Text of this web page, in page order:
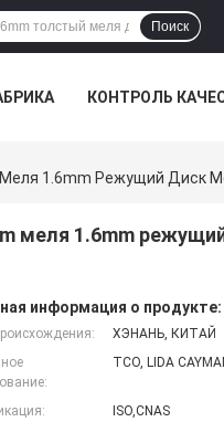
Поиск
КОНТРОЛЬ
1.6mm Режущий Диск
меля 1.6mm
информация о продукте:
ХЭНАНЬ, КИТАЙ
TCO, LIDA
ISO,CNAS